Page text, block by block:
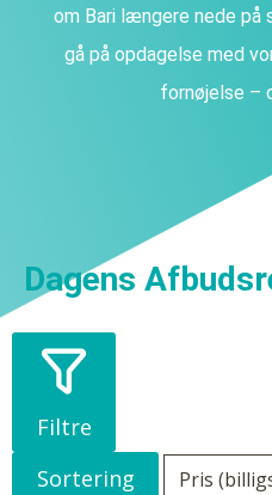
om Bari længere nede på
gå på opdagelse med
fornøjelse –
Dagens
Filtre
Sortering